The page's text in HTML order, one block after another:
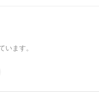
います。